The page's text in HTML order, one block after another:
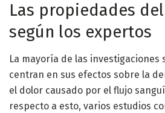
Las propiedades
según los expertos
La mayoría de las investigaciones
centran en sus efectos sobre la
el dolor causado por el flujo
respecto a esto, varios estudios